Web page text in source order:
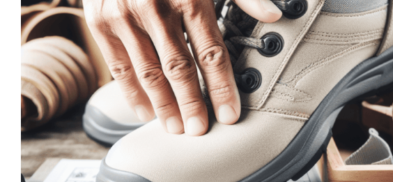
Gelesen: „Sohlen: Ergonomie für
sicheres und gesundes Arbeiten“
Arbeitsschuhe Gelesen